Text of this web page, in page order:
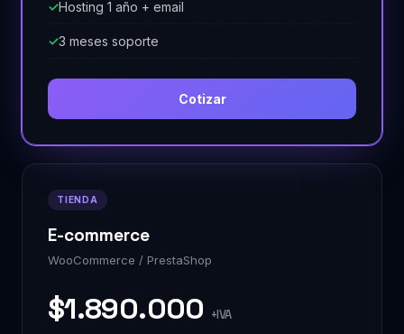
Hosting 1 año + email
3 meses soporte
Cotizar
TIENDA
E-commerce
WooCommerce / PrestaShop
$1.890.000 +IVA